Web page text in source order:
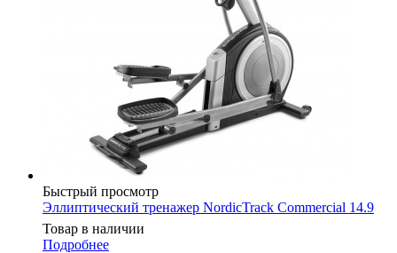
Быстрый просмотр
Эллиптический тренажер NordicTrack Commercial 14.9
Товар в наличии
Подробнее